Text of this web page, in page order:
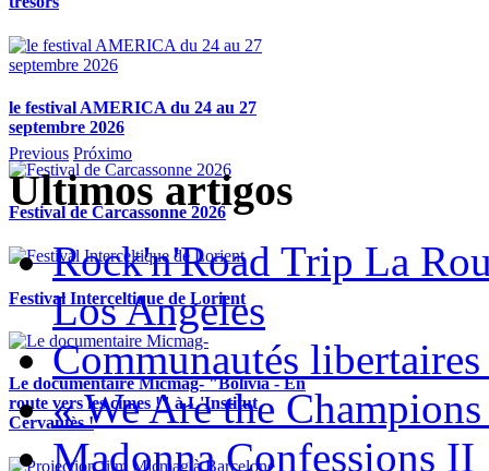
le festival AMERICA du 24 au 27
septembre 2026
Festival de Carcassonne 2026
Festival Interceltique de Lorient
Le documentaire Micmag- "Bolivia - En
route vers les cimes !" à L'Institut
Cervantès !
Previous Próximo
Ultimos artigos
Rock'n'Road Trip La
Los Angeles
Communautés libertaires
« We Are the
Madonna Confessions II